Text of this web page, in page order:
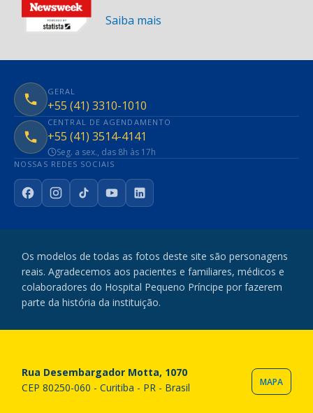
Saiba mais
GERAL
+55 (41) 3310-1010
CENTRAL DE AGENDAMENTO
+55 (41) 3514-4141
Seg. a sex., das 8h às 17h
NOSSAS REDES SOCIAIS
FacebookInstagram
TikTokYouTubeLinkedIn
Os modelos de todas as fotos deste site são personagens
reais. Agradecemos aos pacientes e familiares, médicos e
colaboradores do Hospital Pequeno Príncipe por fazerem
parte da história da instituição.
Rua Desembargador Motta, 1070
CEP 80250-060 - Curitiba - PR - Brasil
MAPA